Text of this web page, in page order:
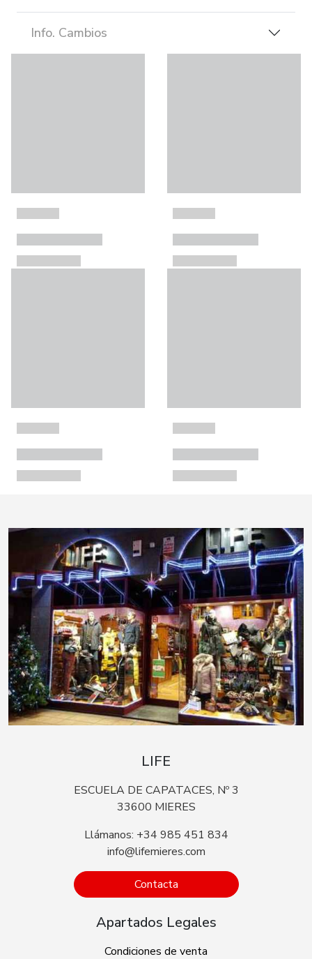
Info. Cambios
LIFE
ESCUELA DE CAPATACES, Nº 3
33600 MIERES
Llámanos: +34 985 451 834
info@lifemieres.com
Contacta
Apartados Legales
Condiciones de venta